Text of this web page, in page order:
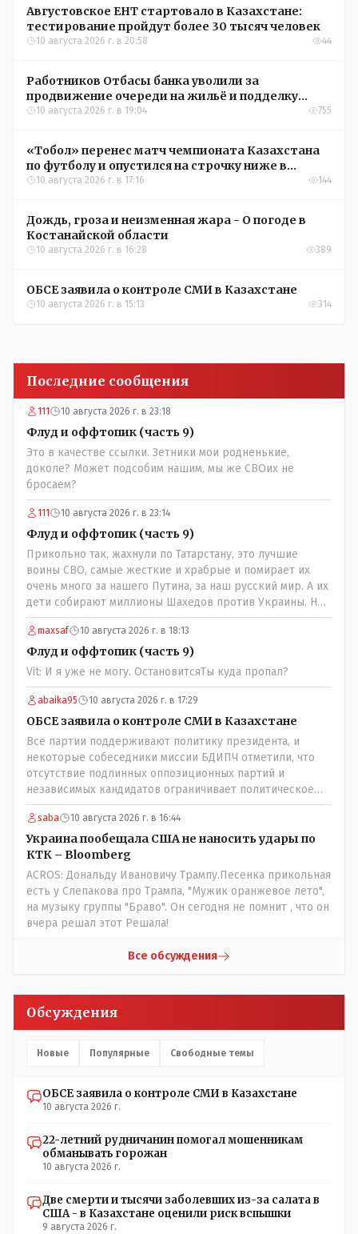
Августовское ЕНТ стартовало в Казахстане:
тестирование пройдут более 30 тысяч человек
10 августа 2026 г. в 20:58 44
Работников Отбасы банка уволили за
продвижение очереди на жильё и подделку
документов
10 августа 2026 г. в 19:04 755
«Тобол» перенес матч чемпионата Казахстана
по футболу и опустился на строчку ниже в
турнирной таблице
10 августа 2026 г. в 17:16 144
Дождь, гроза и неизменная жара - О погоде в
Костанайской области
10 августа 2026 г. в 16:28 389
ОБСЕ заявила о контроле СМИ в Казахстане
10 августа 2026 г. в 15:13 314
Последние сообщения
111 10 августа 2026 г. в 23:18
Флуд и оффтопик (часть 9)
Это в качестве ссылки. Зетники мои родненькие,
доколе? Может подсобим нашим, мы же СВОих не
бросаем?
111 10 августа 2026 г. в 23:14
Флуд и оффтопик (часть 9)
Прикольно так, жахнули по Татарстану, это лучшие
воины СВО, самые жесткие и храбрые и помирает их
очень много за нашего Путина, за наш русский мир. А их
дети собирают миллионы Шахедов против Украины. Но
дело не в этом, в Татарстане погибли узбеки и таджики,
поддерживающие Россию и Путина. Ни одного татарина
не погибло!
maxsaf 10 августа 2026 г. в 18:13
Флуд и оффтопик (часть 9)
Vit: И я уже не могу. ОстановитсяТы куда пропал?
abaika95 10 августа 2026 г. в 17:29
ОБСЕ заявила о контроле СМИ в Казахстане
Все партии поддерживают политику президента, и
некоторые собеседники миссии БДИПЧ отметили, что
отсутствие подлинных оппозиционных партий и
независимых кандидатов ограничивает политическое
участие и плюрализма у них в европе както по другому?
выстраивал орбан свою политку независимости венгрии
от мнения брюсселя, скинули, ошельмовали и еще в сми
сейчас поносят что те якобы врали все венграм хотя он
как раз из оппозиционной партии пришел во власть.
Заикнулся премьер испании что не даст базы под
американские самолеты для ударов по ирану, тут же
какието наплывы мигрантов в испанию поперли а
европейские "друзья и братья" тут же решили на
границе с испанией ввводить заборы. Также сейчас
брюсель обсуждает что новые страны ЕС не будут
крупные игроки а мелочь пузатая пусть помалкивает и
штекера для вилок вводит европейские)) оппозиция
франции вообще под шконкой, ле пен эту шпыняют по
надуманным предлогом и не подпускают к выборам это
чтоли свобода слова и демократия? Рынок СМИ
прямого владения и непрозрачных бюджетных
субсидий, что ограничивает плюрализм СМИа те что не
под контролем чужого государства или олигархов
которые выстраивают свой бизнес в других странах и
являются по сути агентами влияния иных государств.
добывает ресурсы себе обязательно были их же СМИ
или СМИ с непрозрачными доходами фиг пойми от кого
saba 10 августа 2026 г. в 16:44
Украина пообещала США не наносить удары по
КТК – Bloomberg
ACROS: Дональду Ивановичу Трампу.Песенка прикольная
есть у Слепакова про Трампа, "Мужик оранжевое лето",
на музыку группы "Браво". Он сегодня не помнит , что он
вчера решал этот Решала!
Все обсуждения
Обсуждения
Новые Популярные Свободные темы
ОБСЕ заявила о контроле СМИ в Казахстане
10 августа 2026 г.
22-летний рудничанин помогал мошенникам
обманывать горожан
10 августа 2026 г.
Две смерти и тысячи заболевших из-за салата в
США - в Казахстане оценили риск вспышки
9 августа 2026 г.